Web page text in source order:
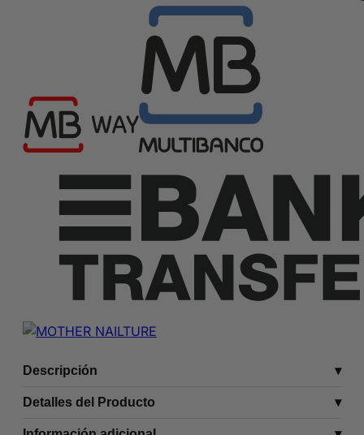
Descripción
Detalles del Producto